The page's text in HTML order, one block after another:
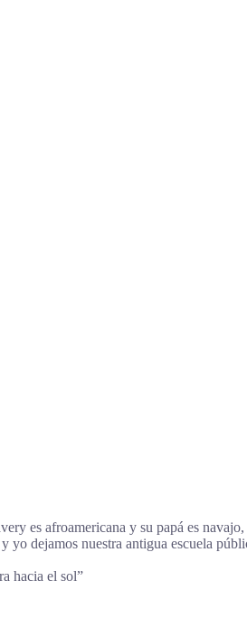
es afroamericana y su papá es
dejamos nuestra antigua escuela
hacia el sol”